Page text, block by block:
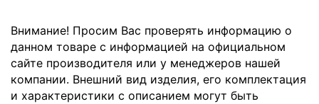
Внимание! Просим Вас проверять информацию о
данном товаре с информацией на официальном
сайте производителя или у менеджеров нашей
компании. Внешний вид изделия, его комплектация
и характеристики с описанием могут быть